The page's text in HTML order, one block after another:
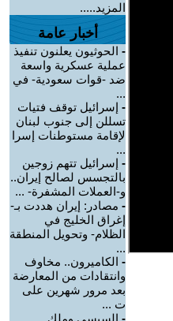
المزيد.....
أخبار عامة
- الحوثيون يعلنون تنفيذ
عملية عسكرية واسعة
ضد -قوات سعودية- في
...
- إسرائيل توقف فتيات
تسللن إلى جنوب لبنان
لإقامة مستوطنات إسرا
...
- إسرائيل تتهم زوجين
بالتجسس لصالح إيران..
و-العملات المشفرة- ...
- مصادر: إيران هددت بـ-
إغراق الخليج في
الظلام- وتحويل المنطقة
...
- الكاميرون.. مخاوف
وانتقادات من المعارضة
بعد مرور شهرين على
ت ...
- السيسي وملك